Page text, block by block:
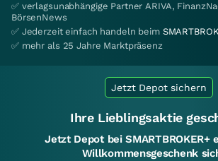
✅ verlagsunabhängige Partner ARIVA,
BörsenNews
✅ Jederzeit einfach handeln beim
✅ mehr als 25 Jahre Marktpräsenz
Jetzt Depot sichern
Ihre Lieblingsaktie
Jetzt Depot bei SMARTBROKER+
Willkommensgeschenk